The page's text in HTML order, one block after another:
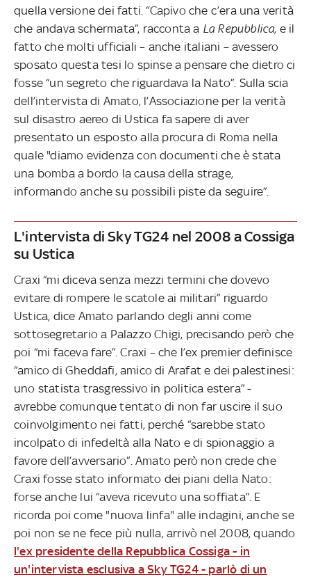
quella versione dei fatti. “Capivo che c’era una verità
che andava schermata”, racconta a La Repubblica, e il
fatto che molti ufficiali – anche italiani – avessero
sposato questa tesi lo spinse a pensare che dietro ci
fosse “un segreto che riguardava la Nato”. Sulla scia
dell’intervista di Amato, l’Associazione per la verità
sul disastro aereo di Ustica fa sapere di aver
presentato un esposto alla procura di Roma nella
quale "diamo evidenza con documenti che è stata
una bomba a bordo la causa della strage,
informando anche su possibili piste da seguire”.
L'intervista di Sky TG24 nel 2008 a Cossiga
su Ustica
Craxi “mi diceva senza mezzi termini che dovevo
evitare di rompere le scatole ai militari” riguardo
Ustica, dice Amato parlando degli anni come
sottosegretario a Palazzo Chigi, precisando però che
poi “mi faceva fare”. Craxi – che l’ex premier definisce
“amico di Gheddafi, amico di Arafat e dei palestinesi:
uno statista trasgressivo in politica estera” -
avrebbe comunque tentato di non far uscire il suo
coinvolgimento nei fatti, perché “sarebbe stato
incolpato di infedeltà alla Nato e di spionaggio a
favore dell’avversario”. Amato però non crede che
Craxi fosse stato informato dei piani della Nato:
forse anche lui “aveva ricevuto una soffiata”. E
ricorda poi come "nuova linfa" alle indagini, anche se
poi non se ne fece più nulla, arrivò nel 2008, quando
l'ex presidente della Repubblica Cossiga - in
un'intervista esclusiva a Sky TG24 - parlò di un